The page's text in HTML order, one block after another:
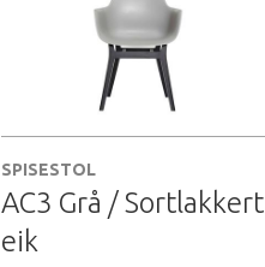
SPISESTOL
AC3 Grå / Sortlakkert
eik